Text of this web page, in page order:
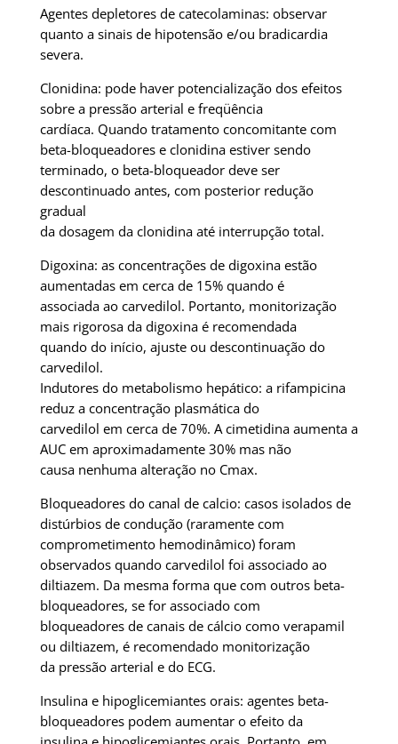
Agentes depletores de catecolaminas: observar
quanto a sinais de hipotensão e/ou bradicardia
severa.
Clonidina: pode haver potencialização dos efeitos
sobre a pressão arterial e freqüência
cardíaca. Quando tratamento concomitante com
beta-bloqueadores e clonidina estiver sendo
terminado, o beta-bloqueador deve ser
descontinuado antes, com posterior redução
gradual
da dosagem da clonidina até interrupção total.
Digoxina: as concentrações de digoxina estão
aumentadas em cerca de 15% quando é
associada ao carvedilol. Portanto, monitorização
mais rigorosa da digoxina é recomendada
quando do início, ajuste ou descontinuação do
carvedilol.
Indutores do metabolismo hepático: a rifampicina
reduz a concentração plasmática do
carvedilol em cerca de 70%. A cimetidina aumenta a
AUC em aproximadamente 30% mas não
causa nenhuma alteração no Cmax.
Bloqueadores do canal de calcio: casos isolados de
distúrbios de condução (raramente com
comprometimento hemodinâmico) foram
observados quando carvedilol foi associado ao
diltiazem. Da mesma forma que com outros beta-
bloqueadores, se for associado com
bloqueadores de canais de cálcio como verapamil
ou diltiazem, é recomendado monitorização
da pressão arterial e do ECG.
Insulina e hipoglicemiantes orais: agentes beta-
bloqueadores podem aumentar o efeito da